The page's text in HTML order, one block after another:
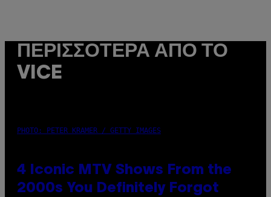
ΠΕΡΙΣΣΌΤΕΡΑ ΑΠΌ ΤΟ
VICE
PHOTO: PETER KRAMER / GETTY IMAGES
4 Iconic MTV Shows From the
2000s You Definitely Forgot